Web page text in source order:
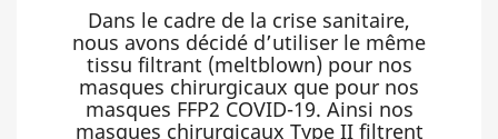
Dans le cadre de la crise sanitaire,
nous avons décidé d’utiliser le même
tissu filtrant (meltblown) pour nos
masques chirurgicaux que pour nos
masques FFP2 COVID-19. Ainsi nos
masques chirurgicaux Type II filtrent